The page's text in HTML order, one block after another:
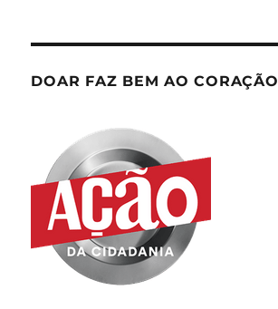
DOAR FAZ BEM AO CORAÇÃO